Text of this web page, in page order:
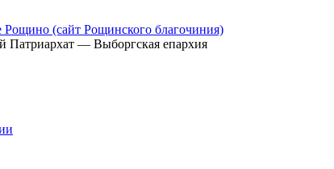
Рощино (сайт Рощинского благочиния)
Патриархат — Выборгская епархия